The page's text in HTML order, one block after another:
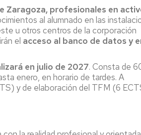
Zaragoza, profesionales en
al alumnado en las
u otros centros de la corporación
el acceso al banco de datos y
en julio de 2027. Consta de
enero, en horario de tardes. A
y de elaboración del TFM (6